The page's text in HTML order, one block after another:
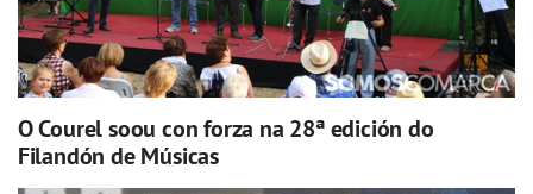
O Courel soou con forza na 28ª edición do
Filandón de Músicas